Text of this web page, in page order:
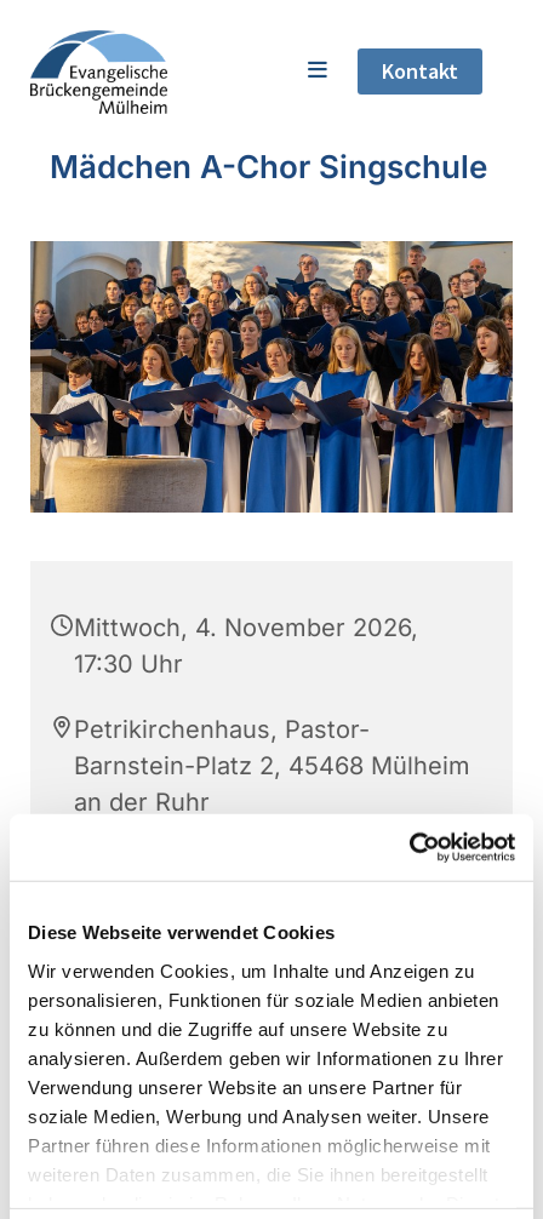
Diese Webseite verwendet Cookies
Wir verwenden Cookies, um Inhalte und Anzeigen zu
personalisieren, Funktionen für soziale Medien anbieten
zu können und die Zugriffe auf unsere Website zu
analysieren. Außerdem geben wir Informationen zu Ihrer
Verwendung unserer Website an unsere Partner für
soziale Medien, Werbung und Analysen weiter. Unsere
Partner führen diese Informationen möglicherweise mit
weiteren Daten zusammen, die Sie ihnen bereitgestellt
Kontakt
Mädchen A-Chor Singschule
Mittwoch, 4. November 2026,
17:30 Uhr
Petrikirchenhaus, Pastor-
Barnstein-Platz 2, 45468 Mülheim
an der Ruhr